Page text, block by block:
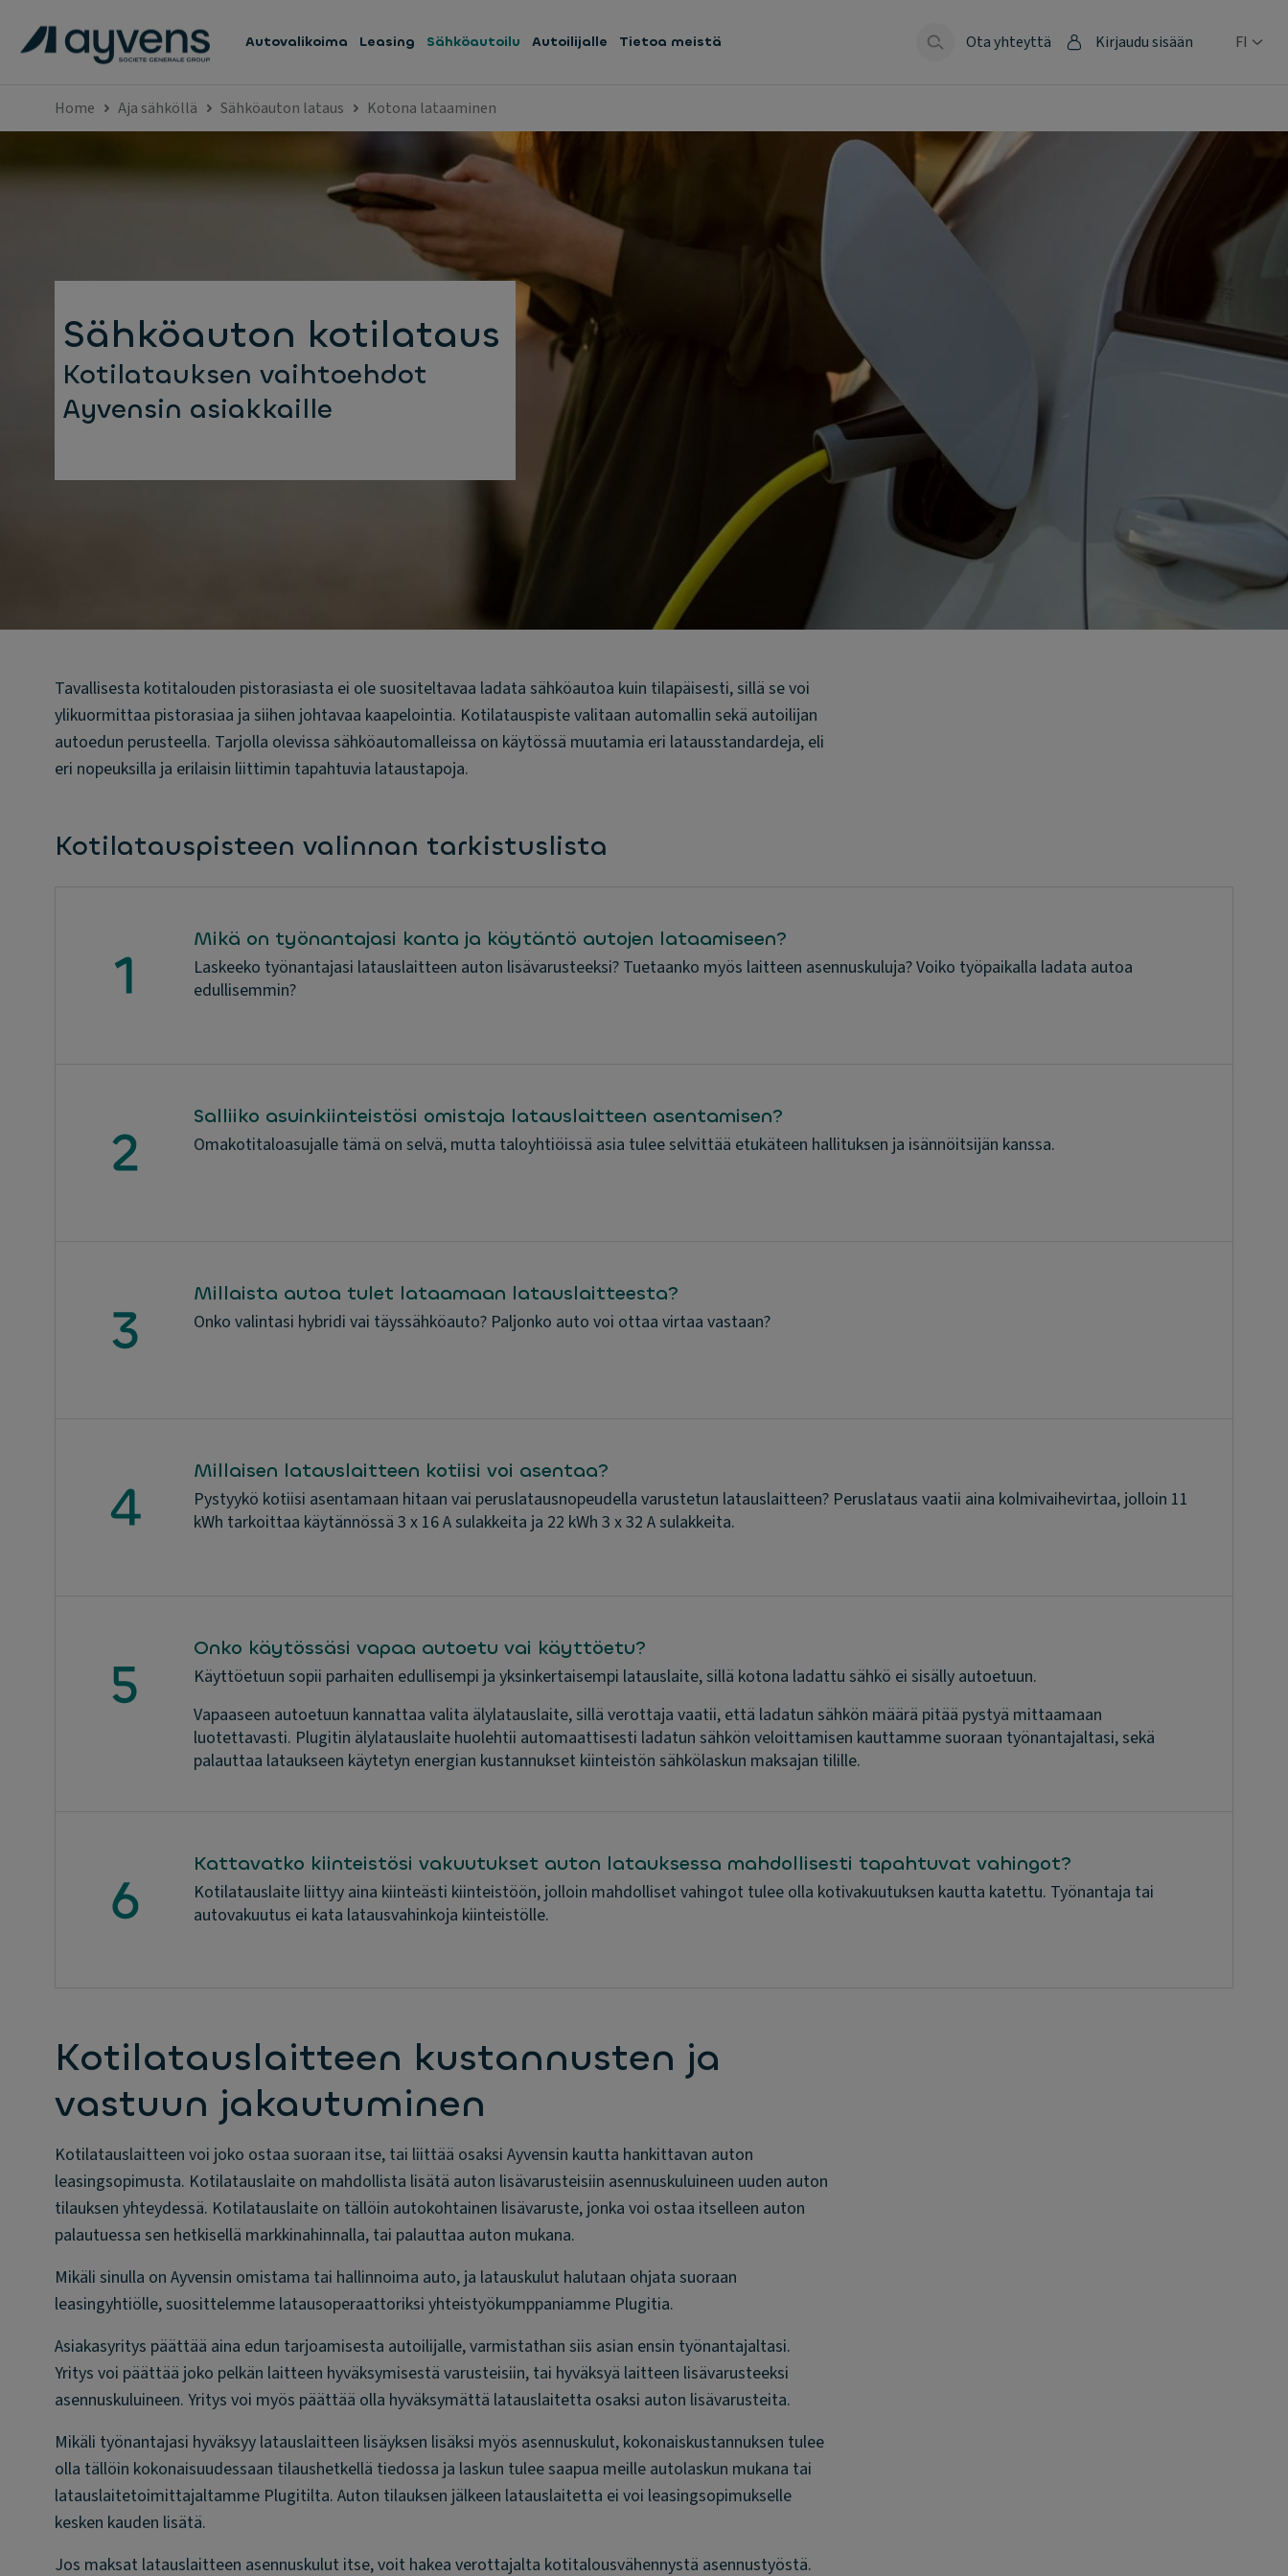
Autovalikoima Leasing Sähköautoilu Autoilijalle Tietoa meistä Ota yhteyttä Kirjaudu sisään FI
Home Aja sähköllä Sähköauton lataus Kotona lataaminen
Sähköauton kotilataus
Kotilatauksen vaihtoehdot
Ayvensin asiakkaille
Tavallisesta kotitalouden pistorasiasta ei ole suositeltavaa ladata sähköautoa kuin tilapäisesti, sillä se voi
ylikuormittaa pistorasiaa ja siihen johtavaa kaapelointia. Kotilatauspiste valitaan automallin sekä autoilijan
autoedun perusteella. Tarjolla olevissa sähköautomalleissa on käytössä muutamia eri latausstandardeja, eli
eri nopeuksilla ja erilaisin liittimin tapahtuvia lataustapoja.
Kotilatauspisteen valinnan tarkistuslista
Mikä on työnantajasi kanta ja käytäntö autojen lataamiseen?
Laskeeko työnantajasi latauslaitteen auton lisävarusteeksi? Tuetaanko myös laitteen asennuskuluja? Voiko työpaikalla ladata autoa
edullisemmin?
Salliiko asuinkiinteistösi omistaja latauslaitteen asentamisen?
Omakotitaloasujalle tämä on selvä, mutta taloyhtiöissä asia tulee selvittää etukäteen hallituksen ja isännöitsijän kanssa.
Millaista autoa tulet lataamaan latauslaitteesta?
Onko valintasi hybridi vai täyssähköauto? Paljonko auto voi ottaa virtaa vastaan?
Millaisen latauslaitteen kotiisi voi asentaa?
Pystyykö kotiisi asentamaan hitaan vai peruslatausnopeudella varustetun latauslaitteen? Peruslataus vaatii aina kolmivaihevirtaa, jolloin 11
kWh tarkoittaa käytännössä 3 x 16 A sulakkeita ja 22 kWh 3 x 32 A sulakkeita.
Onko käytössäsi vapaa autoetu vai käyttöetu?
Käyttöetuun sopii parhaiten edullisempi ja yksinkertaisempi latauslaite, sillä kotona ladattu sähkö ei sisälly autoetuun.
Vapaaseen autoetuun kannattaa valita älylatauslaite, sillä verottaja vaatii, että ladatun sähkön määrä pitää pystyä mittaamaan
luotettavasti. Plugitin älylatauslaite huolehtii automaattisesti ladatun sähkön veloittamisen kauttamme suoraan työnantajaltasi, sekä
palauttaa lataukseen käytetyn energian kustannukset kiinteistön sähkölaskun maksajan tilille.
Kattavatko kiinteistösi vakuutukset auton latauksessa mahdollisesti tapahtuvat vahingot?
Kotilatauslaite liittyy aina kiinteästi kiinteistöön, jolloin mahdolliset vahingot tulee olla kotivakuutuksen kautta katettu. Työnantaja tai
autovakuutus ei kata latausvahinkoja kiinteistölle.
Kotilatauslaitteen kustannusten ja
vastuun jakautuminen
Kotilatauslaitteen voi joko ostaa suoraan itse, tai liittää osaksi Ayvensin kautta hankittavan auton
leasingsopimusta. Kotilatauslaite on mahdollista lisätä auton lisävarusteisiin asennuskuluineen uuden auton
tilauksen yhteydessä. Kotilatauslaite on tällöin autokohtainen lisävaruste, jonka voi ostaa itselleen auton
palautuessa sen hetkisellä markkinahinnalla, tai palauttaa auton mukana.
Mikäli sinulla on Ayvensin omistama tai hallinnoima auto, ja latauskulut halutaan ohjata suoraan
leasingyhtiölle, suosittelemme latausoperaattoriksi yhteistyökumppaniamme Plugitia.
Asiakasyritys päättää aina edun tarjoamisesta autoilijalle, varmistathan siis asian ensin työnantajaltasi.
Yritys voi päättää joko pelkän laitteen hyväksymisestä varusteisiin, tai hyväksyä laitteen lisävarusteeksi
asennuskuluineen. Yritys voi myös päättää olla hyväksymättä latauslaitetta osaksi auton lisävarusteita.
Mikäli työnantajasi hyväksyy latauslaitteen lisäyksen lisäksi myös asennuskulut, kokonaiskustannuksen tulee
olla tällöin kokonaisuudessaan tilaushetkellä tiedossa ja laskun tulee saapua meille autolaskun mukana tai
latauslaitetoimittajaltamme Plugitilta. Auton tilauksen jälkeen latauslaitetta ei voi leasingsopimukselle
kesken kauden lisätä.
Jos maksat latauslaitteen asennuskulut itse, voit hakea verottajalta kotitalousvähennystä asennustyöstä.